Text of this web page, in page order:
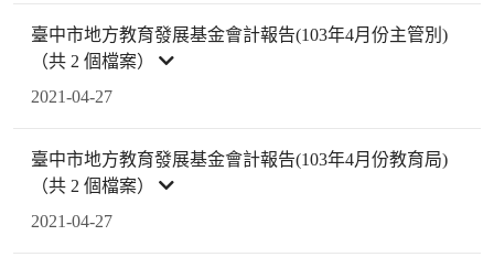
臺中市地方教育發展基金會計報告(103年4月份主管別)
（共 2 個檔案）
2021-04-27
臺中市地方教育發展基金會計報告(103年4月份教育局)
（共 2 個檔案）
2021-04-27